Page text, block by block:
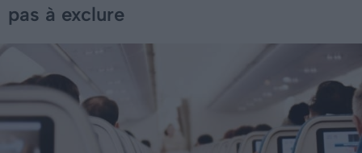
pas à exclure